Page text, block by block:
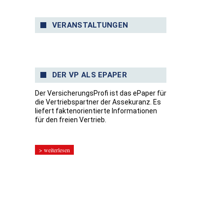
VERANSTALTUNGEN
DER VP ALS EPAPER
Der VersicherungsProfi ist das ePaper für
die Vertriebspartner der Assekuranz. Es
liefert faktenorientierte Informationen
für den freien Vertrieb.
> weiterlesen